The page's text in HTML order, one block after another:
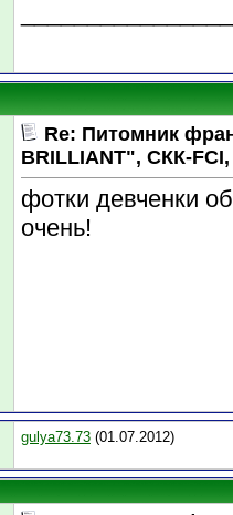
Re: Питомник
BRILLIANT", СКК-FCI,
фотки девченки
очень!
gulya73.73 (01.07.2012)